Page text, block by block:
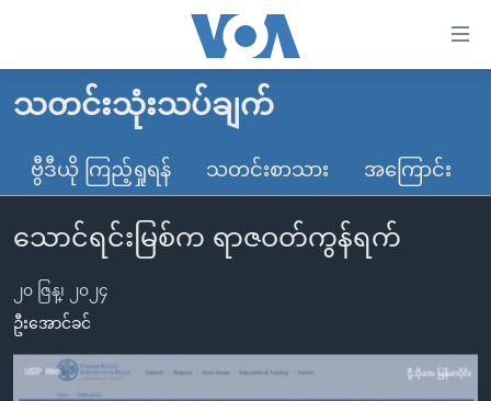
လွယ်ကူ
သည့်
များ
ပင်မ
အကြောင်းအရာ
ကျော်
မူလစာမျက်နှာ
မြန်မာ
ကမ္ဘာ့သတင်းများ
နိုင်ငံတကာ
တရုတ်
အစ္စရေး-ပါလက်စတိုင်း
ဗွီဒီယို
ရပ်ဝန်းတခု လမ်းတခု အလွန်
အင်္ဂလိပ်စာလေ့လာမယ်
အမေရိကန်သုံးအီဒီယံ
အပတ်စဉ်ကဏ္ဍများ
သတင်းသုံးသပ်ချက်
ဗွီဒီယို ကြည့်ရှုရန် သတင်းစာသား အကြောင်း
သောင်ရင်းမြစ်က ရာဇဝတ်ကွန်ရက်
၂၀ ဇြန္၊ ၂၀၂၄
ဦးအောင်ခင်